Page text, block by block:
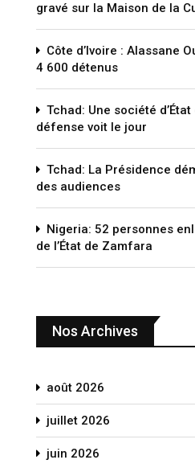
gravé sur la Maison de la
Côte d’Ivoire : Alassane
4 600 détenus
Tchad: Une société
défense voit le jour
Tchad: La Présidence
des audiences
Nigeria: 52 personnes
de l’État de Zamfara
Nos Archives
août 2026
juillet 2026
juin 2026